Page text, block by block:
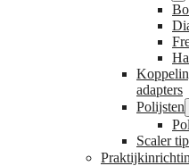
adapters
Polijsten
Scaler